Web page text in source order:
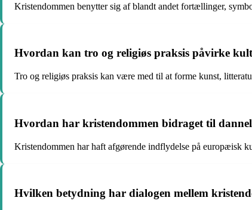
Kristendommen benytter sig af blandt andet fortællinger,
Hvordan kan tro og religiøs praksis påvirke
Tro og religiøs praksis kan være med til at forme kunst,
Hvordan har kristendommen bidraget til
Kristendommen har haft afgørende indflydelse på europæisk
Hvilken betydning har dialogen mellem